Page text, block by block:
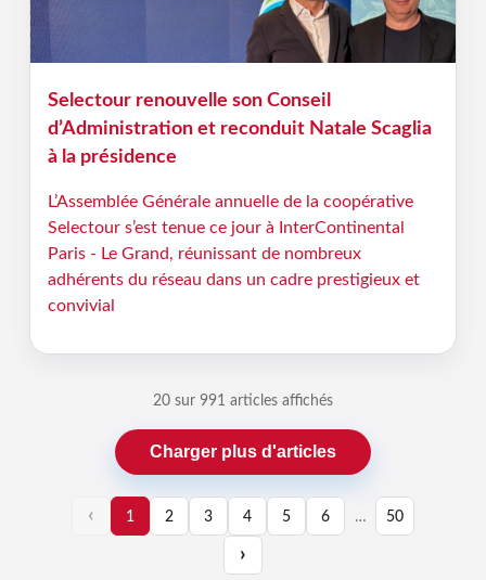
Selectour renouvelle son Conseil
d’Administration et reconduit Natale Scaglia
à la présidence
L’Assemblée Générale annuelle de la coopérative
Selectour s’est tenue ce jour à InterContinental
Paris - Le Grand, réunissant de nombreux
adhérents du réseau dans un cadre prestigieux et
convivial
20 sur 991 articles affichés
Charger plus d'articles
‹ 1 2 3 4 5 6 … 50
›